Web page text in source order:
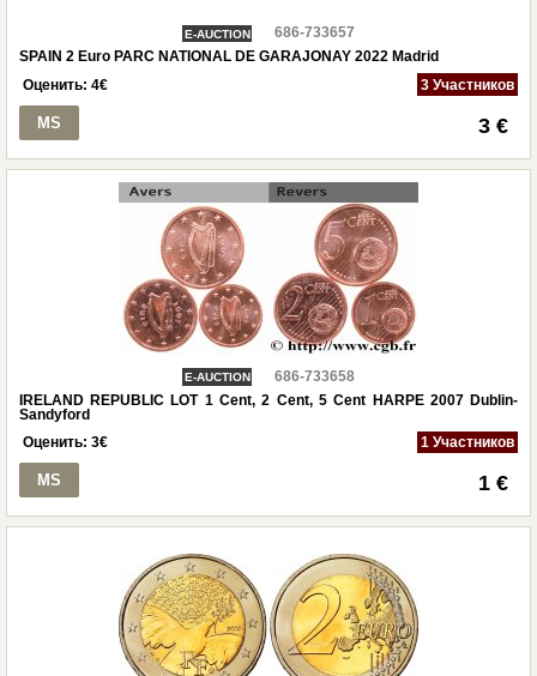
E-AUCTION
686-733657
SPAIN 2 Euro PARC NATIONAL DE GARAJONAY 2022 Madrid
Оценить: 4€ 3 Участников
MS 3 €
E-AUCTION
686-733658
IRELAND REPUBLIC LOT 1 Cent, 2 Cent, 5 Cent HARPE 2007 Dublin-
Sandyford
Оценить: 3€ 1 Участников
MS 1 €